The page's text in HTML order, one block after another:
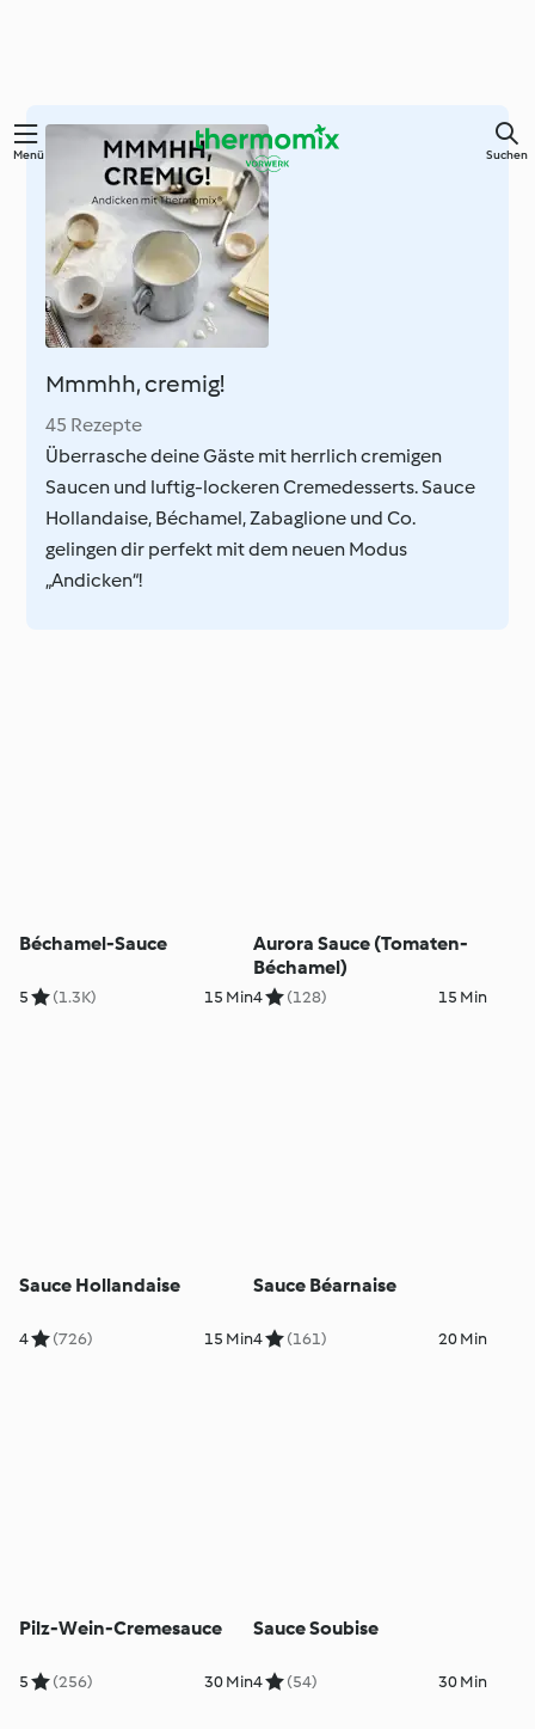
Springe
Hauptinhalt
Menü Suchen
Mmmhh, cremig!
45 Rezepte
Überrasche deine Gäste mit herrlich cremigen
Saucen und luftig-lockeren Cremedesserts. Sauce
Hollandaise, Béchamel, Zabaglione und Co.
gelingen dir perfekt mit dem neuen Modus
„Andicken“!
Béchamel-Sauce
5 (1.3K) 15 Min
Aurora Sauce (Tomaten-
Béchamel)
4 (128) 15 Min
Sauce Hollandaise
4 (726) 15 Min
Sauce Béarnaise
4 (161) 20 Min
Pilz-Wein-Cremesauce
5 (256) 30 Min
Sauce Soubise
4 (54) 30 Min